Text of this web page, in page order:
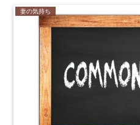
妻の気持ち